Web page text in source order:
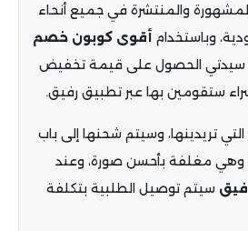
والمنتشرة في جميع أنحاء
وباستخدام أقوى كوبون خصم
سيدتي الحصول على قيمة تخفيض
ستقومين بها عبر تطبيق رفيق.
تريدينها، وسيتم شحنها إلى باب
مغلفة بأحسن صورة، وعند
سيتم توصيل الطلبية بتكلفة